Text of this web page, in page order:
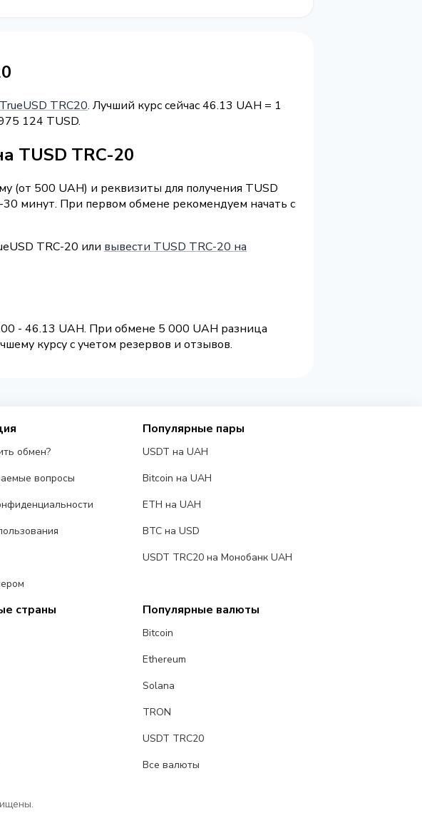
TrueUSD TRC20. Лучший курс сейчас 46.13 UAH = 1
124 TUSD.
TUSD TRC-20
(от 500 UAH) и реквизиты для получения TUSD
минут. При первом обмене рекомендуем начать с
TRC-20 или вывести TUSD TRC-20 на
- 46.13 UAH. При обмене 5 000 UAH разница
курсу с учетом резервов и отзывов.
обмен?
вопросы
Популярные пары
USDT на UAH
Bitcoin на UAH
ETH на UAH
BTC на USD
USDT TRC20 на Монобанк UAH
страны Популярные валюты
Bitcoin
Ethereum
Solana
TRON
USDT TRC20
Все валюты